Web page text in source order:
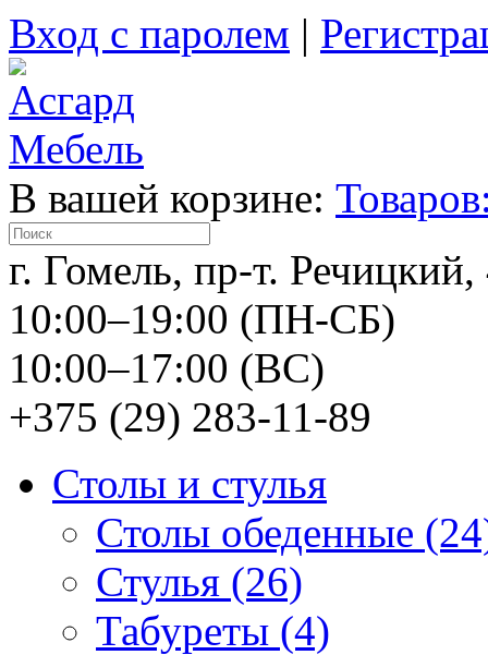
Вход с паролем |
В вашей корзине:
г. Гомель, пр-т. Речицкий,
10:00–19:00 (ПН-СБ)
10:00–17:00 (ВС)
+375 (29) 283-11-89
Столы и стулья
Столы обеденные
Стулья (26)
Табуреты (4)